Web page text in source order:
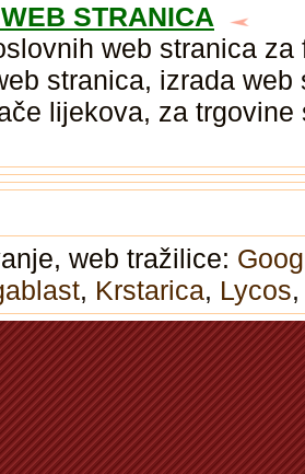
STRANICA
web stranica
stranica, izrada
lijekova, za trgovine
web tražilice:
, Krstarica, Lycos